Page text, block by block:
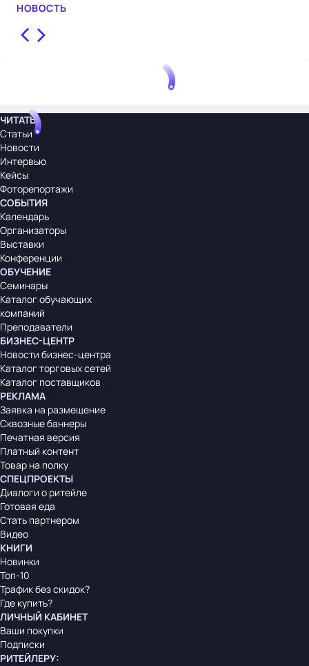
НОВОСТЬ
ЧИТАТЬ
Статьи
Новости
Интервью
Кейсы
Фоторепортажи
СОБЫТИЯ
Календарь
Организаторы
Выставки
Конференции
ОБУЧЕНИЕ
Семинары
Каталог обучающих
компаний
Преподаватели
БИЗНЕС-ЦЕНТР
Новости бизнес-центра
Каталог торговых сетей
Каталог поставщиков
РЕКЛАМА
Заявка на размещение
Сквозные баннеры
Печатная версия
Платный контент
Товар на полку
СПЕЦПРОЕКТЫ
Диалоги о ритейле
Готовая еда
Стать партнером
Видео
КНИГИ
Новинки
Топ-10
Трафик без скидок?
Где купить?
ЛИЧНЫЙ КАБИНЕТ
Ваши покупки
Подписки
РИТЕЙЛЕРУ: